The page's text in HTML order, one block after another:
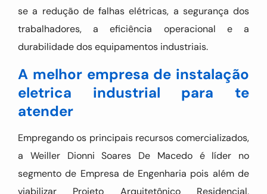
se a redução de falhas elétricas, a segurança dos
trabalhadores, a eficiência operacional e a
durabilidade dos equipamentos industriais.
A melhor empresa de instalação
eletrica industrial para te
atender
Empregando os principais recursos comercializados,
a Weiller Dionni Soares De Macedo é líder no
segmento de Empresa de Engenharia pois além de
viabilizar Projeto Arquitetônico Residencial,